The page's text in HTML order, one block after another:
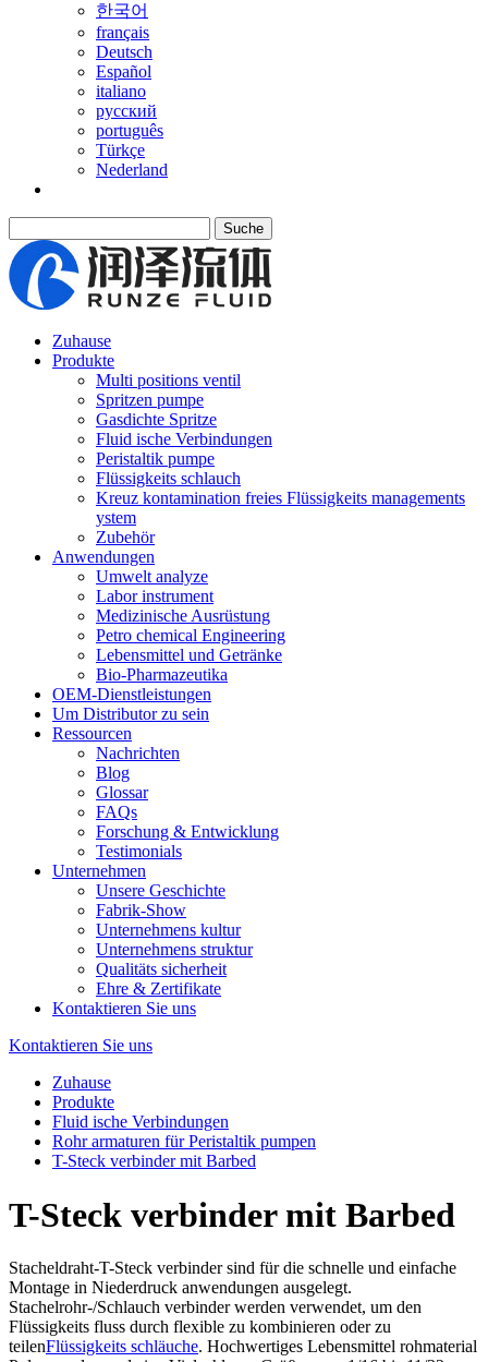
한국어
français
Deutsch
Español
italiano
русский
português
Türkçe
Nederland
Suche
Zuhause
Produkte
Multi positions ventil
Spritzen pumpe
Gasdichte Spritze
Fluid ische Verbindungen
Peristaltik pumpe
Flüssigkeits schlauch
Kreuz kontamination freies Flüssigkeits managements
ystem
Zubehör
Anwendungen
Umwelt analyze
Labor instrument
Medizinische Ausrüstung
Petro chemical Engineering
Lebensmittel und Getränke
Bio-Pharmazeutika
OEM-Dienstleistungen
Um Distributor zu sein
Ressourcen
Nachrichten
Blog
Glossar
FAQs
Forschung & Entwicklung
Testimonials
Unternehmen
Unsere Geschichte
Fabrik-Show
Unternehmens kultur
Unternehmens struktur
Qualitäts sicherheit
Ehre & Zertifikate
Kontaktieren Sie uns
Kontaktieren Sie uns
Zuhause
Produkte
Fluid ische Verbindungen
Rohr armaturen für Peristaltik pumpen
T-Steck verbinder mit Barbed
T-Steck verbinder mit Barbed
Stacheldraht-T-Steck verbinder sind für die schnelle und einfache
Montage in Niederdruck anwendungen ausgelegt.
Stachelrohr-/Schlauch verbinder werden verwendet, um den
Flüssigkeits fluss durch flexible zu kombinieren oder zu
teilenFlüssigkeits schläuche. Hochwertiges Lebensmittel rohmaterial